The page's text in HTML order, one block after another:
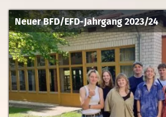
Neuer BFD/EFD-Jahrgang 2023/24